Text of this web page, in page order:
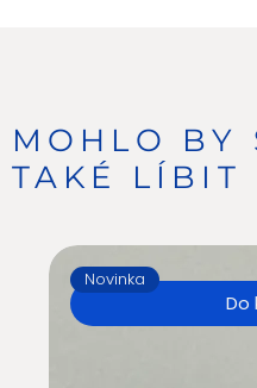
Do
Novinka
MOHLO BY
TAKÉ LÍBIT